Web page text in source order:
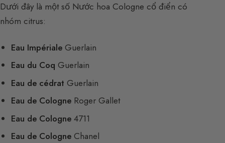
Dưới đây là một số Nước hoa Cologne cổ điển có
nhóm citrus:
Eau Impériale Guerlain
Eau du Coq Guerlain
Eau de cédrat Guerlain
Eau de Cologne Roger Gallet
Eau de Cologne 4711
Eau de Cologne Chanel